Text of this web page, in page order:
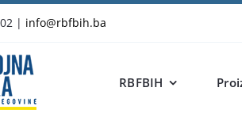
| info@rbfbih.ba
RBFBIH